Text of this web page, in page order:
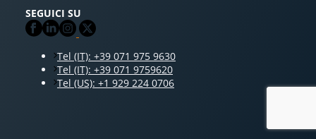
SEGUICI SU
Tel (IT): +39 071 975 9630
Tel (IT): +39 071 9759620
Tel (US): +1 929 224 0706